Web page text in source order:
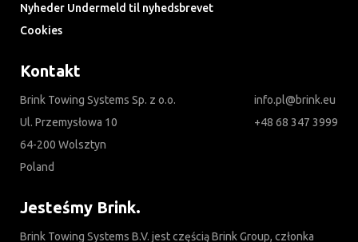
Nyheder Undermeld til nyhedsbrevet
Cookies
Kontakt
Brink Towing Systems Sp. z o.o.
Ul. Przemysłowa 10
64-200 Wolsztyn
Poland
info.pl@brink.eu
+48 68 347 3999
Jesteśmy Brink.
Brink Towing Systems B.V. jest częścią Brink Group, członka